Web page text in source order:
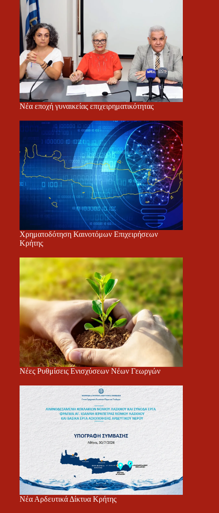
Νέα εποχή γυναικείας επιχειρηματικότητας
Χρηματοδότηση Καινοτόμων Επιχειρήσεων
Κρήτης
Νέες Ρυθμίσεις Ενισχύσεων Νέων Γεωργών
Νέα Αρδευτικά Δίκτυα Κρήτης